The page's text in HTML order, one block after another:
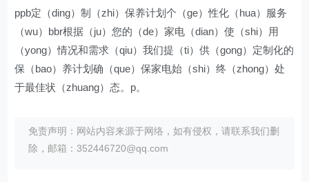
ppb定（ding）制（zhi）保养计划个（ge）性化（hua）服务
（wu）bbr根据（ju）您的（de）家电（dian）使（shi）用
（yong）情况和需求（qiu）我们提（ti）供（gong）定制化的
保（bao）养计划确（que）保家电始（shi）终（zhong）处
于最佳状（zhuang）态。p。
免责声明：网站内容来源于网络，如有侵权，请联系我们删
除，邮箱：352446720@qq.com